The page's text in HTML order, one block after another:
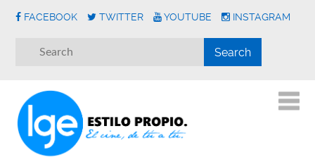
FACEBOOK TWITTER YOUTUBE INSTAGRAM